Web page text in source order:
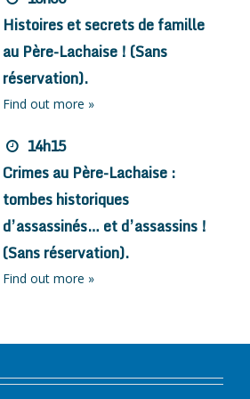
Histoires et secrets de famille
au Père-Lachaise ! (Sans
réservation).
Find out more »
14h15
Crimes au Père-Lachaise :
tombes historiques
d’assassinés… et d’assassins !
(Sans réservation).
Find out more »